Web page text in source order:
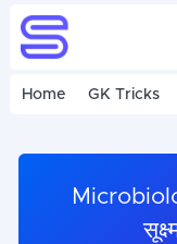
Home GK Tricks